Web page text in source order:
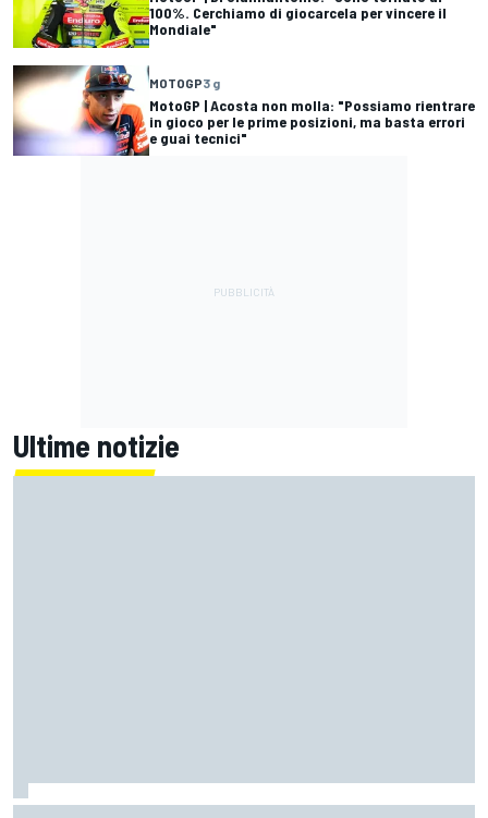
100%. Cerchiamo di giocarcela per vincere il
Mondiale"
MOTOGP3 g
MotoGP | Acosta non molla: "Possiamo rientrare
in gioco per le prime posizioni, ma basta errori
e guai tecnici"
Ultime notizie